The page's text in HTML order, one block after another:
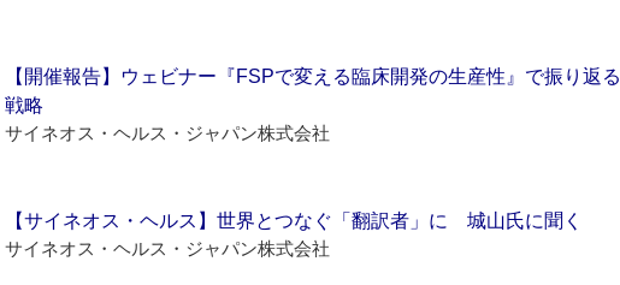
【開催報告】ウェビナー『FSPで変える臨床開発の生産性』で振り返
戦略
サイネオス・ヘルス・ジャパン株式会社
【サイネオス・ヘルス】世界とつなぐ「翻訳者」に 城山氏に聞く
サイネオス・ヘルス・ジャパン株式会社